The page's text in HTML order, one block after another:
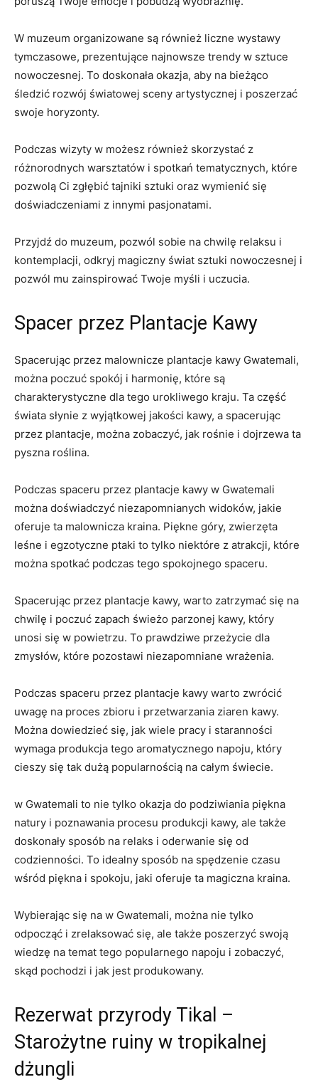
W muzeum ‌organizowane są również ⁤liczne wystawy
tymczasowe, ‌prezentujące ‍najnowsze trendy w sztuce
nowoczesnej. To doskonała okazja, ​aby na⁣ bieżąco
śledzić rozwój światowej sceny artystycznej i poszerzać
swoje horyzonty.
Podczas wizyty w możesz ‌również ‌skorzystać z
różnorodnych warsztatów i ⁤spotkań tematycznych, które⁣
pozwolą​ Ci​ zgłębić tajniki sztuki oraz wymienić⁢ się
‌doświadczeniami‍ z innymi⁣ pasjonatami.
Przyjdź do⁣ muzeum, pozwól sobie⁢ na‍ chwilę relaksu i‌
kontemplacji, odkryj magiczny świat ​sztuki nowoczesnej i
pozwól mu zainspirować Twoje myśli i uczucia.
Spacer ⁤przez Plantacje Kawy
Spacerując‌ przez⁢ malownicze ​plantacje kawy Gwatemali,
można poczuć spokój⁤ i​ harmonię, które są
charakterystyczne dla tego urokliwego kraju. Ta część
świata⁢ słynie z ⁢wyjątkowej jakości kawy,⁢ a spacerując
⁣przez plantacje, można zobaczyć,‍ jak ‍rośnie i dojrzewa ta
⁤pyszna roślina.
Podczas‌ spaceru przez plantacje kawy ‍w⁤ Gwatemali‍
można‍ doświadczyć niezapomnianych widoków, ⁢jakie
oferuje ta malownicza kraina. Piękne‍ góry, zwierzęta
leśne ⁤i egzotyczne ptaki‍ to tylko ⁢niektóre‍ z atrakcji,⁣ które
można ‌spotkać podczas tego ‍spokojnego spaceru.
Spacerując⁣ przez plantacje⁤ kawy,⁣ warto zatrzymać ⁤się na
⁢chwilę i poczuć zapach ⁣świeżo​ parzonej⁢ kawy, który
unosi się w powietrzu.⁢ To prawdziwe przeżycie dla
zmysłów,‌ które ‍pozostawi niezapomniane wrażenia.
Podczas spaceru przez plantacje kawy warto ⁣zwrócić
‍uwagę na proces zbioru i przetwarzania ziaren kawy.
Można dowiedzieć ‍się, jak⁤ wiele pracy ⁤i ⁤staranności
wymaga produkcja tego​ aromatycznego napoju, który
cieszy ‍się ⁣tak dużą popularnością na całym świecie.
w⁢ Gwatemali to ​nie tylko okazja do​ podziwiania piękna‍
natury i ⁤poznawania procesu produkcji kawy, ale także
doskonały sposób‍ na‌ relaks i oderwanie ‌się‍ od
codzienności. To idealny sposób⁤ na spędzenie czasu
wśród piękna i spokoju,‌ jaki oferuje ta magiczna kraina.
Wybierając się na w Gwatemali, można nie tylko
odpocząć⁤ i zrelaksować się, ale także poszerzyć swoją
wiedzę ⁢na⁤ temat tego popularnego napoju i zobaczyć,
skąd pochodzi i ⁢jak⁤ jest produkowany.
Rezerwat przyrody Tikal –
Starożytne ruiny⁢ w tropikalnej
dżungli